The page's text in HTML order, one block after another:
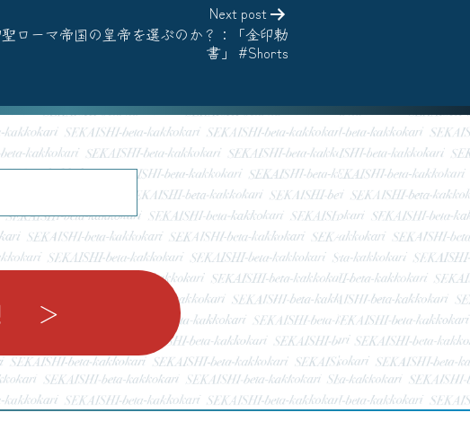
Next post
ローマ帝国の皇帝を選ぶのか？：「金印勅
書」 #Shorts
＞